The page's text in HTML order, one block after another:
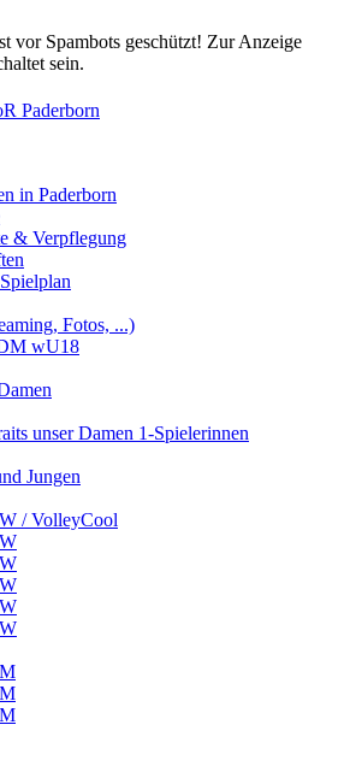
vor Spambots geschützt! Zur Anzeige
sein.
in Paderborn
& Verpflegung
Fotos, ...)
wU18
unser Damen 1-Spielerinnen
Jungen
/ VolleyCool